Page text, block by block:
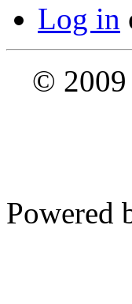
Log in
© 2009
Powered